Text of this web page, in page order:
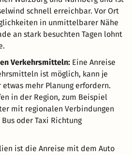
schnell erreichbar. Vor Ort
in unmittelbarer Nähe
an stark besuchten Tagen lohnt
Verkehrsmitteln: Eine Anreise
ist möglich, kann je
mehr Planung erfordern.
in der Region, zum Beispiel
mit regionalen Verbindungen
oder Taxi Richtung
ist die Anreise mit dem Auto